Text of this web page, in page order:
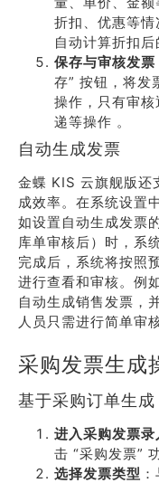
折扣、优惠等
自动计算折扣后
保存与审核发票
存” 按钮，将发
操作，只有审
递等操作 。
自动生成发票
金蝶 KIS 云旗舰版还
成效率。在系统设置
如设置自动生成发票
库单审核后）时，系
完成后，系统将按照
进行查看和审核。例
自动生成销售发票，
人员只需进行简单审
采购发票生成
基于采购订单生成
进入采购发票录
击 “采购发票”
选择发票类型